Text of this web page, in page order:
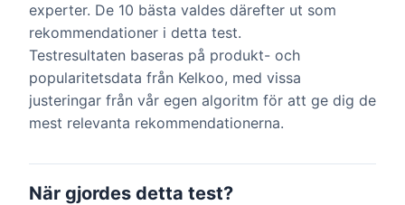
experter. De 10 bästa valdes därefter ut som
rekommendationer i detta test.
Testresultaten baseras på produkt- och
popularitetsdata från Kelkoo, med vissa
justeringar från vår egen algoritm för att ge dig de
mest relevanta rekommendationerna.
När gjordes detta test?